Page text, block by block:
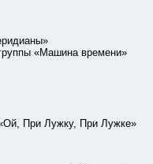
«Машина времени»
При Лужку, При Лужке»